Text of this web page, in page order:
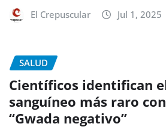
El Crepuscular Jul 1, 2025
SALUD
Científicos identifican
sanguíneo más raro
“Gwada negativo”